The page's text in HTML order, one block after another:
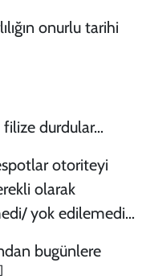
onurlu tarihi
filize durdular…
otoriteyi
olarak
yok edilemedi…
bugünlere